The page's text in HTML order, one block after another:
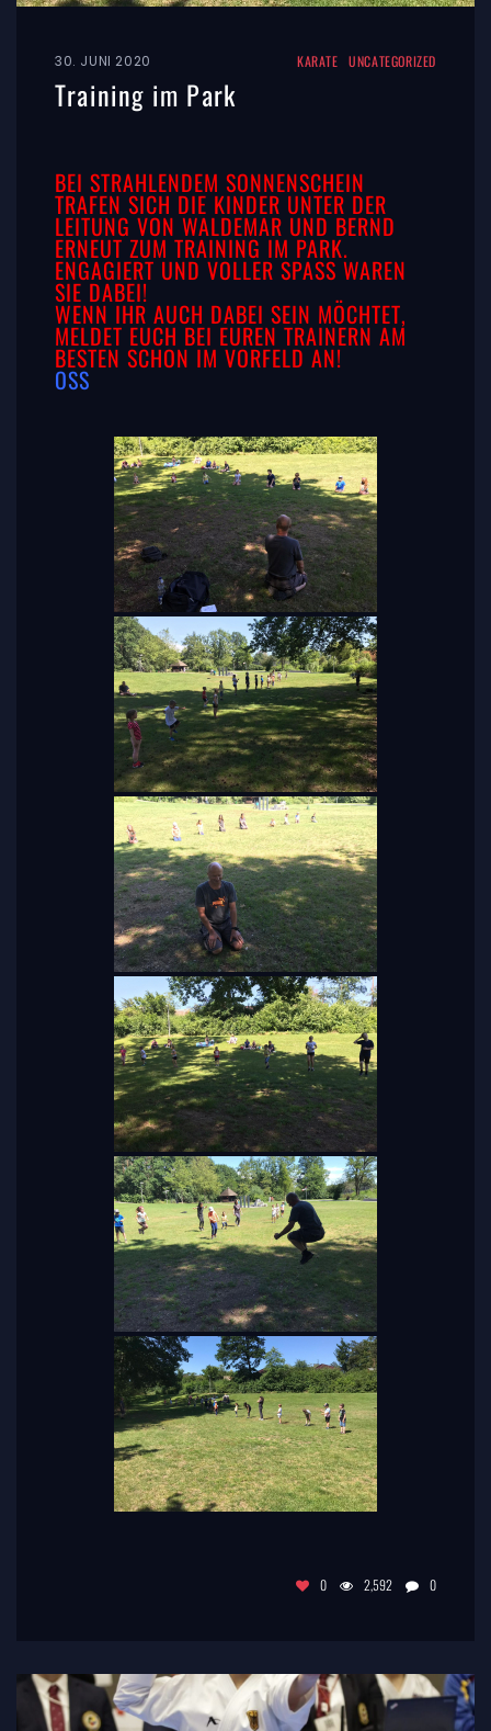
30. JUNI 2020 KARATE UNCATEGORIZED
Training im Park
BEI STRAHLENDEM SONNENSCHEIN
TRAFEN SICH DIE KINDER UNTER DER
LEITUNG VON WALDEMAR UND BERND
ERNEUT ZUM TRAINING IM PARK.
ENGAGIERT UND VOLLER SPASS WAREN
SIE DABEI!
WENN IHR AUCH DABEI SEIN MÖCHTET,
MELDET EUCH BEI EUREN TRAINERN AM
BESTEN SCHON IM VORFELD AN!
OSS
0 2,592 0